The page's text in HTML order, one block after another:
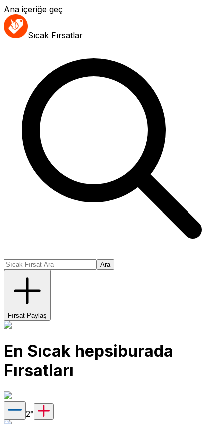
Ana içeriğe geç
Sıcak Fırsatlar
Ara
Fırsat Paylaş
En Sıcak hepsiburada
Fırsatları
2°